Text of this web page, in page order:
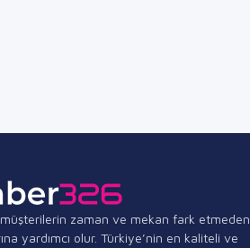
zaman ve mekan fark etmeden
yardımcı olur. Türkiye’nin en kaliteli ve